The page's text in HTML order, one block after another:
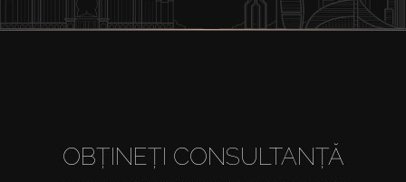
OBȚINEȚI CONSULTANȚĂ